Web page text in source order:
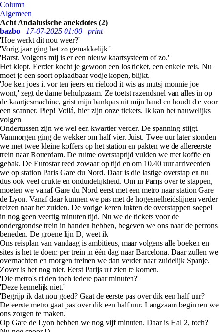
Column
Algemeen
Acht Andalusische anekdotes (2)
bazbo
17-07-2025 01:00
print
'Hoe werkt dit nou weer?'
'Vorig jaar ging het zo gemakkelijk.'
'Barst. Volgens mij is er een nieuw kaartsysteem of zo.'
Het klopt. Eerder kocht je gewoon een los ticket, een enkele reis. Nu
moet je een soort oplaadbaar vodje kopen, blijkt.
'Joe ken joes it vor ten jeers en rielood it wis as mutsj monnie joe
wont,' zegt de dame behulpzaam. Ze toetst razendsnel van alles in op
de kaartjesmachine, grist mijn bankpas uit mijn hand en houdt die voor
een scanner. Piep! Voilá, hier zijn onze tickets. Ik kan het nauwelijks
volgen.
Ondertussen zijn we wel een kwartier verder. De spanning stijgt.
Vanmorgen ging de wekker om half vier. Juist. Twee uur later stonden
we met twee kleine koffers op het station en pakten we de allereerste
trein naar Rotterdam. De ruime overstaptijd vulden we met koffie en
gebak. De Eurostar reed zowaar op tijd en om 10.40 uur arriveerden
we op station Paris Gare du Nord. Daar is die lastige overstap en nu
dus ook veel drukte en onduidelijkheid. Om in Parijs over te stappen,
moeten we vanaf Gare du Nord eerst met een metro naar station Gare
de Lyon. Vanaf daar kunnen we pas met de hogesnelheidslijnen verder
reizen naar het zuiden. De vorige keren lukten de overstappen soepel
in nog geen veertig minuten tijd. Nu we de tickets voor de
ondergrondse trein in handen hebben, begeven we ons naar de perrons
beneden. De groene lijn D, weet ik.
Ons reisplan van vandaag is ambitieus, maar volgens alle boeken en
sites is het te doen: per trein in één dag naar Barcelona. Daar zullen we
overnachten en morgen treinen we dan verder naar zuidelijk Spanje.
Zover is het nog niet. Eerst Parijs uit zien te komen.
'Die metro's rijden toch iedere paar minuten?'
'Deze kennelijk niet.'
'Begrijp ik dat nou goed? Gaat de eerste pas over dik een half uur?
De eerste metro gaat pas over dik een half uur. Langzaam beginnen we
ons zorgen te maken.
Op Gare de Lyon hebben we nog vijf minuten. Daar is Hal 2, toch?